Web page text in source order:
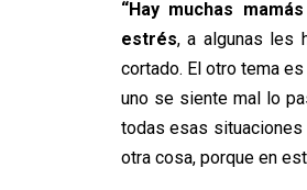
“Hay muchas
estrés, a algunas les
cortado. El otro tema
uno se siente mal lo
todas esas
otra cosa, porque en